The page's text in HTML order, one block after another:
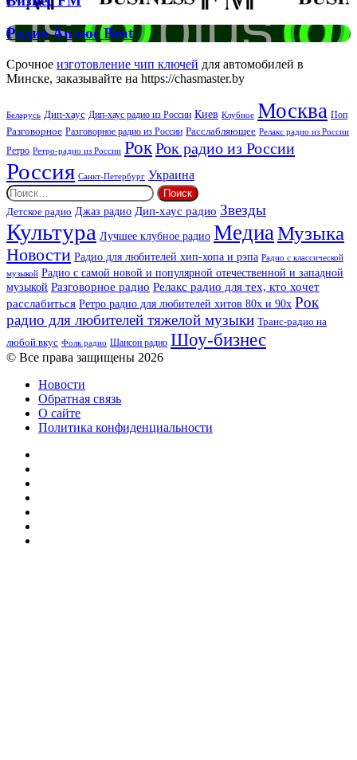
Радио
Аплюс
Beat
Радио Аплюс Beat
Срочное изготовление чип ключей для автомобилей в
Минске, заказывайте на https://chasmaster.by
Беларусь Дип-хаус Дип-хаус радио из России Киев Клубное Москва Поп
Разговорное Разговорное радио из России Расслабляющее Релакс радио из России
Ретро Ретро-радио из России РокРок радио из России
Россия Санкт-Петербург Украина
Найти:
Детское радио Джаз радио Дип-хаус радио Звезды
Культура Лучшее клубное радио Медиа Музыка
Новости Радио для любителей хип-хопа и рэпа Радио с классической
музыкой Радио с самой новой и популярной отечественной и западной
музыкой Разговорное радио Релакс радио для тех, кто хочет
расслабиться Ретро радио для любителей хитов 80х и 90х Рок
радио для любителей тяжелой музыки Транс-радио на
любой вкус Фолк радио Шансон радио Шоу-бизнес
© Все права защищены 2026
Новости
Обратная связь
О сайте
Политика конфиденциальности